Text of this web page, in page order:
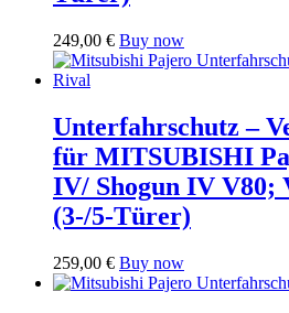
249,00 € Buy now
Unterfahrschutz –
für MITSUBISHI
IV/ Shogun IV V80;
(3-/5-Türer)
259,00 € Buy now